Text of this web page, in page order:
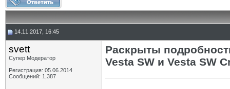
14.11.2017, 16:45
svett
Супер Модератор
Регистрация: 05.06.2014
Сообщений: 1,387
Раскрыты
Vesta SW и Vesta SW